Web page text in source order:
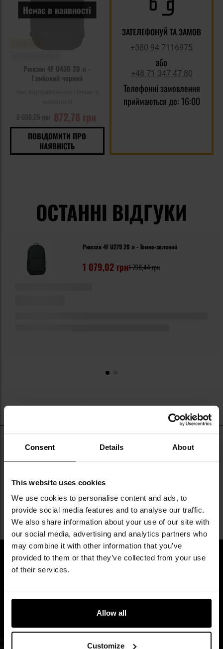
Consent Details About
This website uses cookies
We use cookies to personalise content and ads, to
provide social media features and to analyse our traffic.
We also share information about your use of our site with
our social media, advertising and analytics partners who
may combine it with other information that you’ve
provided to them or that they’ve collected from your use
of their services.
Allow all
Customize
Немає в наявності
Рюкзак 4F U430 20 л -
Глибокий чорний
872,78 грн
2 038,25 грн
ПОВІДОМИТИ ПРО
НАЯВНІСТЬ
ЗАТЕЛЕФОНУЙ ТА ЗАМОВ
+380 94 7116975
або
+48 71 347 47 80
Телефонні замовлення
приймаються до: 16:00
ОСТАННІ ВІДГУКИ
Рюкзак 4F U279 20 л - Темно-зелений
1 079,02 грн1 798,44 грн
Читати детальніше
Міцна конструкція та невелика вага рюкзаків 4F робить їх
ідеальними міськими рюкзаками для повсякденного
вам зручно носити всі необхідні дрібниці. З іншого боку,
сучасна система перенесення та система вентиляції
спини забезпечать комфорт навіть після довгих годин
використання. Ознайомтеся з широким і різноманітним
вибором функціональних рюкзаків 4F в магазині
поїздка на роботу або навчання, одноденна поїздка або
відпочинок на вихідних. Ви можете вмістити всі необхідні
ПІДПИШИСЬ НА НАШУ
РОЗСИЛКУ
Будь в курсі новинок та акцій